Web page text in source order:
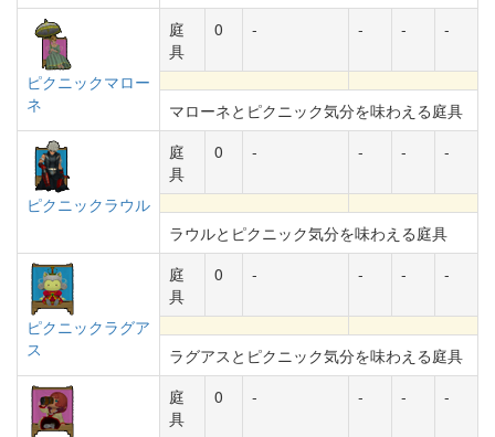
ピクニックマロー
ネ
庭
具
0 - - - -
マローネとピクニック気分を味わえる庭具
ピクニックラウル
庭
具
0 - - - -
ラウルとピクニック気分を味わえる庭具
ピクニックラグア
ス
庭
具
0 - - - -
ラグアスとピクニック気分を味わえる庭具
庭
具
0 - - - -